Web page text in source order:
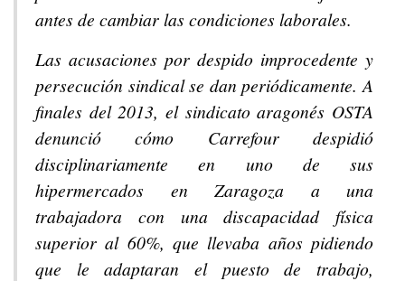
antes de cambiar las condiciones laborales.
Las acusaciones por despido improcedente y
persecución sindical se dan periódicamente. A
finales del 2013, el sindicato aragonés OSTA
denunció cómo Carrefour despidió
disciplinariamente en uno de sus
hipermercados en Zaragoza a una
trabajadora con una discapacidad física
superior al 60%, que llevaba años pidiendo
que le adaptaran el puesto de trabajo,